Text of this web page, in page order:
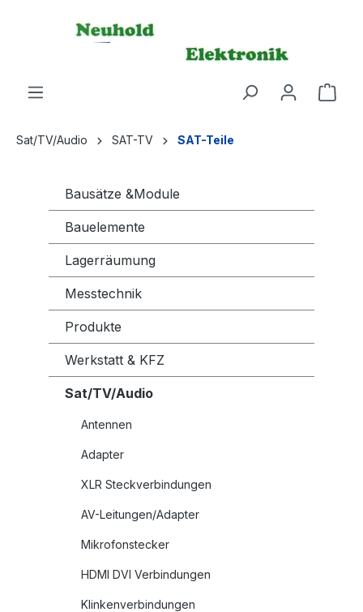
Sat/TV/Audio SAT-TV SAT-Teile
Bausätze &Module
Bauelemente
Lagerräumung
Messtechnik
Produkte
Werkstatt & KFZ
Sat/TV/Audio
Antennen
Adapter
XLR Steckverbindungen
AV-Leitungen/Adapter
Mikrofonstecker
HDMI DVI Verbindungen
Klinkenverbindungen